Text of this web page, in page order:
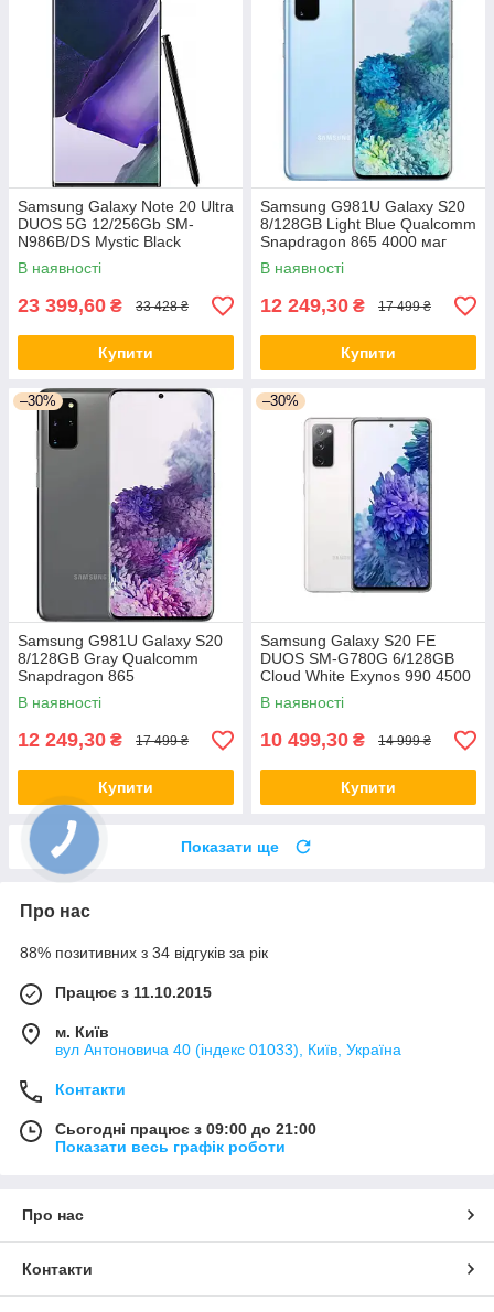
Samsung Galaxy Note 20 Ultra
DUOS 5G 12/256Gb SM-
N986B/DS Mystic Black
Samsung Exynos 990 + 4300
мАг
В наявності
23 399,60 ₴ 33 428 ₴
Купити
Samsung G981U Galaxy S20
8/128GB Light Blue Qualcomm
Snapdragon 865 4000 маг
В наявності
12 249,30 ₴ 17 499 ₴
Купити
–30%
Samsung G981U Galaxy S20
8/128GB Gray Qualcomm
Snapdragon 865
В наявності
12 249,30 ₴ 17 499 ₴
Купити
–30%
Samsung Galaxy S20 FE
DUOS SM-G780G 6/128GB
Cloud White Exynos 990 4500
мАг
В наявності
10 499,30 ₴ 14 999 ₴
Купити
Показати ще
Про нас
88% позитивних з 34 відгуків за рік
Працює з 11.10.2015
м. Київ
вул Антоновича 40 (індекс 01033), Київ, Україна
Контакти
Сьогодні працює з 09:00 до 21:00
Показати весь графік роботи
Про нас
Контакти